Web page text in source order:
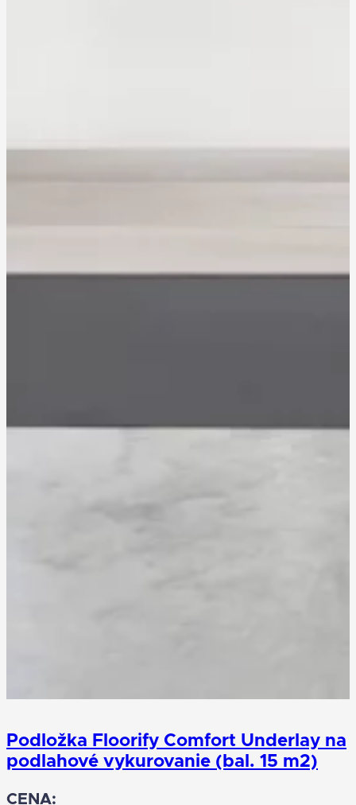
Podložka Floorify Comfort Underlay na
podlahové vykurovanie (bal. 15 m2)
CENA: